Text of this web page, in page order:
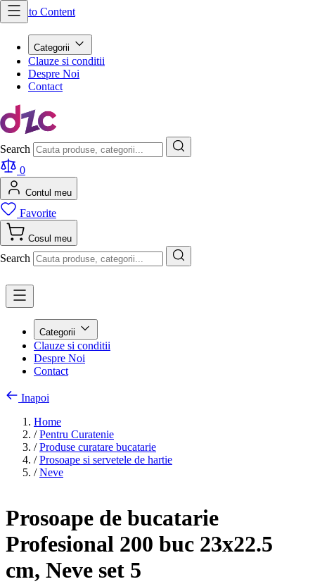
Skip to Content
Categorii
Clauze si conditii
Despre Noi
Contact
Search
0
Contul meu
Favorite
Cosul meu
Search
Categorii
Clauze si conditii
Despre Noi
Contact
Inapoi
Home
/ Pentru Curatenie
/ Produse curatare bucatarie
/ Prosoape si servetele de hartie
/ Neve
Prosoape de bucatarie
Profesional 200 buc 23x22.5
cm, Neve set 5